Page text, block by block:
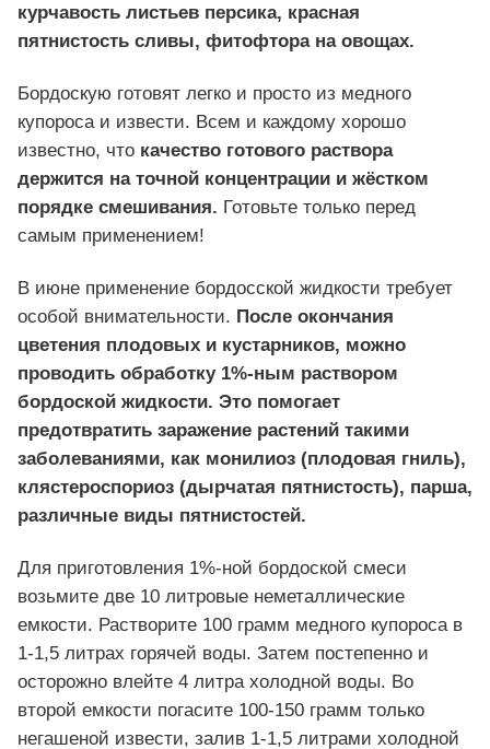
курчавость листьев персика, красная
пятнистость сливы, фитофтора на овощах.
Бордоскую готовят легко и просто из медного
купороса и извести. Всем и каждому хорошо
известно, что качество готового раствора
держится на точной концентрации и жёстком
порядке смешивания. Готовьте только перед
самым применением!
В июне применение бордосской жидкости требует
особой внимательности. После окончания
цветения плодовых и кустарников, можно
проводить обработку 1%-ным раствором
бордоской жидкости. Это помогает
предотвратить заражение растений такими
заболеваниями, как монилиоз (плодовая гниль),
клястероспориоз (дырчатая пятнистость), парша,
различные виды пятнистостей.
Для приготовления 1%-ной бордоской смеси
возьмите две 10 литровые неметаллические
емкости. Растворите 100 грамм медного купороса в
1-1,5 литрах горячей воды. Затем постепенно и
осторожно влейте 4 литра холодной воды. Во
второй емкости погасите 100-150 грамм только
негашеной извести, залив 1-1,5 литрами холодной